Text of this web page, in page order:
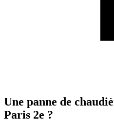
Une panne de
Paris 2e ?